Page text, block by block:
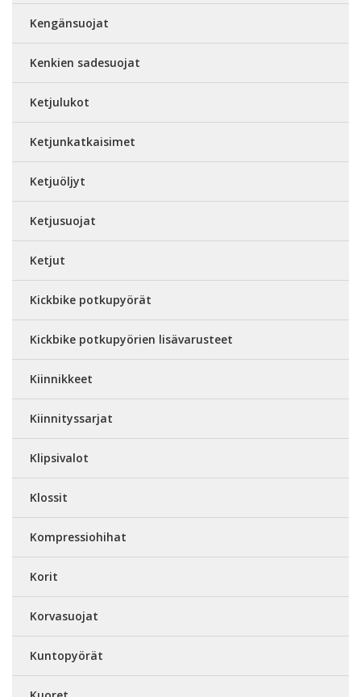
Kengänsuojat
Kenkien sadesuojat
Ketjulukot
Ketjunkatkaisimet
Ketjuöljyt
Ketjusuojat
Ketjut
Kickbike potkupyörät
Kickbike potkupyörien lisävarusteet
Kiinnikkeet
Kiinnityssarjat
Klipsivalot
Klossit
Kompressiohihat
Korit
Korvasuojat
Kuntopyörät